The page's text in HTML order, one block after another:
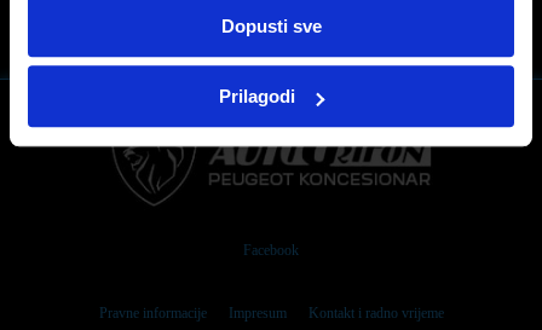
Dopusti sve
Prilagodi
Facebook
Pravne informacije Impresum Kontakt i radno vrijeme